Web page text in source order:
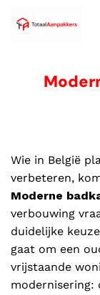
Wie in België
verbeteren,
Moderne
verbouwing
duidelijke
gaat om een
vrijstaande
modernisering: